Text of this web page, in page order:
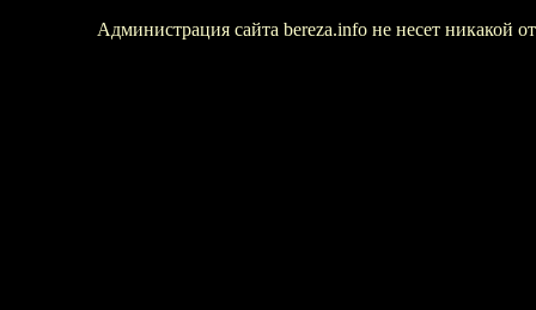
Администрация сайта bereza.info не несет никакой